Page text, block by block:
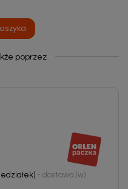
poprzez
- dostawa (w)